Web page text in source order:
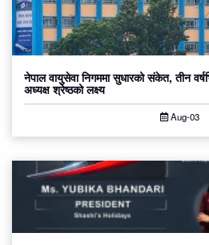
नेपाल वायुसेवा निगममा सुधारको संकेत, तीन
अध्यक्ष श्रेष्ठको लक्ष्य
Aug-03